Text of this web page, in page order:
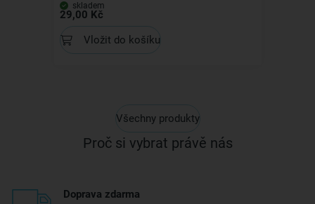
skladem
29,00 Kč
Vložit do košíku
Všechny produkty
Proč si vybrat právě nás
Doprava zdarma